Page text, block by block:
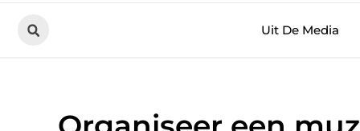
Uit De Media